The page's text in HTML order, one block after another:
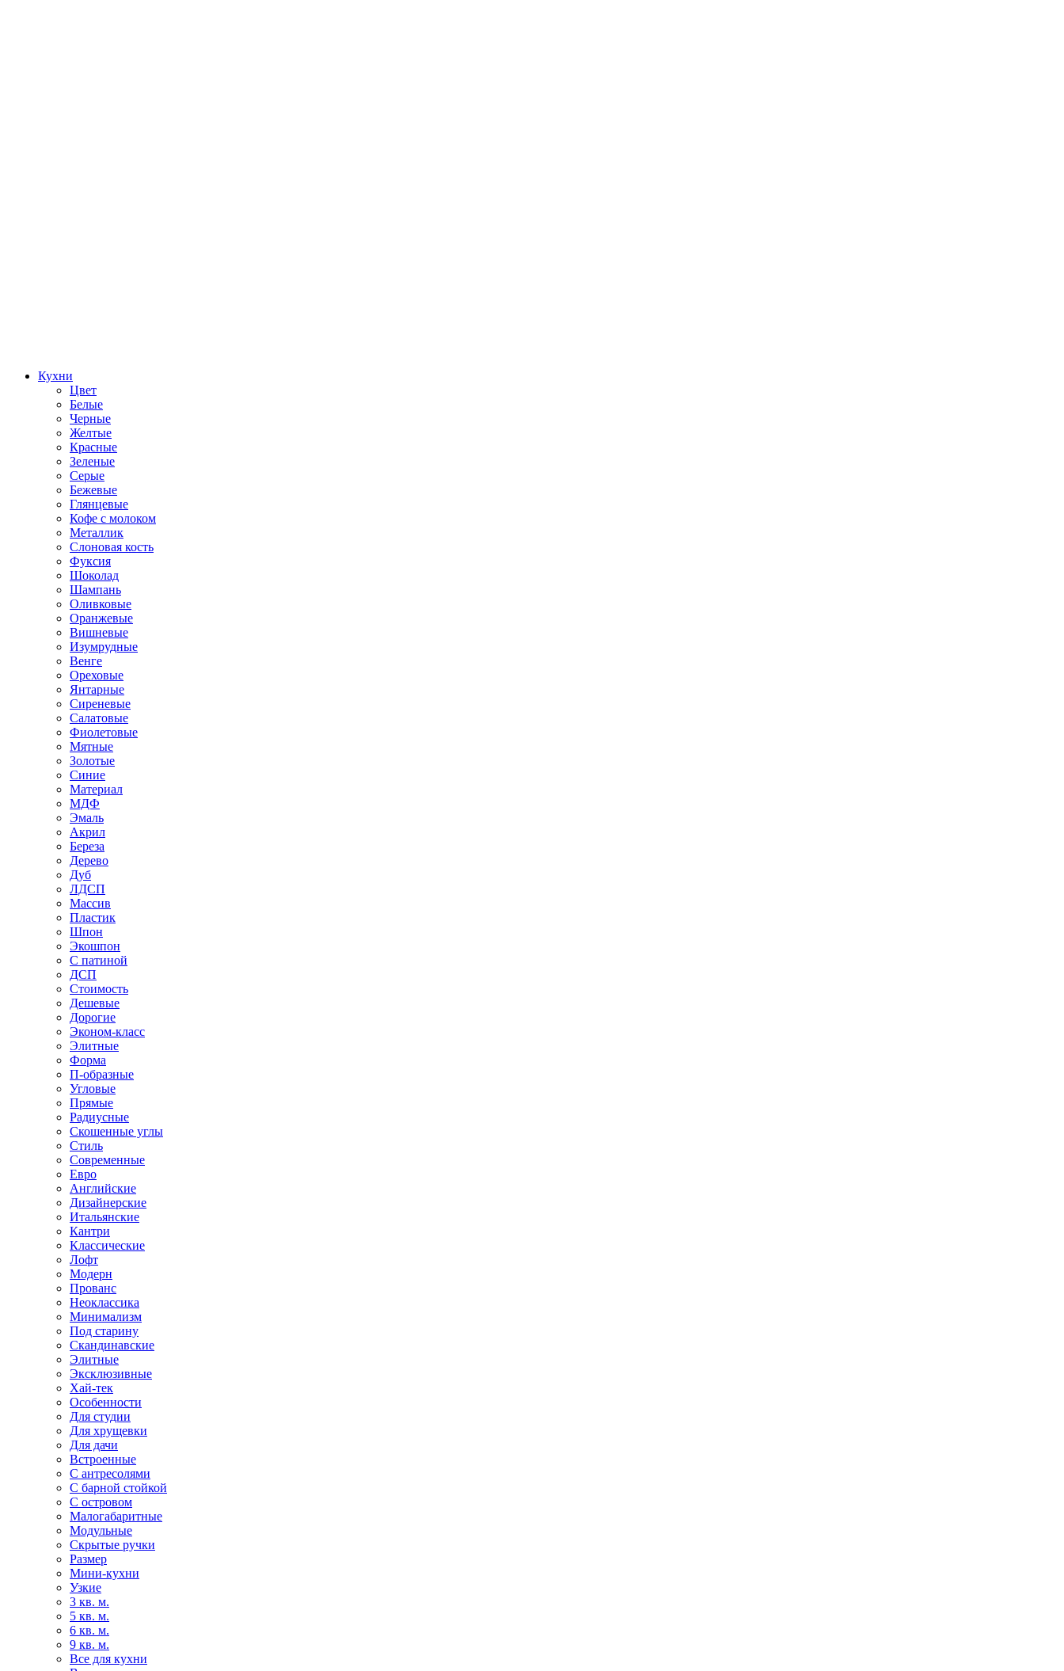
Кухни
Цвет
Белые
Черные
Желтые
Красные
Зеленые
Серые
Бежевые
Глянцевые
Кофе с молоком
Металлик
Слоновая кость
Фуксия
Шоколад
Шампань
Оливковые
Оранжевые
Вишневые
Изумрудные
Венге
Ореховые
Янтарные
Сиреневые
Салатовые
Фиолетовые
Мятные
Золотые
Синие
Материал
МДФ
Эмаль
Акрил
Береза
Дерево
Дуб
ЛДСП
Массив
Пластик
Шпон
Экошпон
С патиной
ДСП
Стоимость
Дешевые
Дорогие
Эконом-класс
Элитные
Форма
П-образные
Угловые
Прямые
Радиусные
Скошенные углы
Стиль
Современные
Евро
Английские
Дизайнерские
Итальянские
Кантри
Классические
Лофт
Модерн
Прованс
Неоклассика
Минимализм
Под старину
Скандинавские
Элитные
Эксклюзивные
Хай-тек
Особенности
Для студии
Для хрущевки
Для дачи
Встроенные
С антресолями
С барной стойкой
С островом
Малогабаритные
Модульные
Скрытые ручки
Размер
Мини-кухни
Узкие
3 кв. м.
5 кв. м.
6 кв. м.
9 кв. м.
Все для кухни